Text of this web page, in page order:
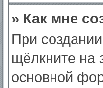
» Как мне
При
щёлкните на
основной